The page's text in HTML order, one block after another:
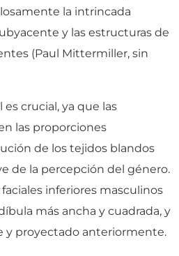
la intrincada
y las estructuras de
(Paul Mittermiller, sin
crucial, ya que las
las proporciones
de los tejidos blandos
de la percepción del género.
inferiores masculinos
más ancha y cuadrada, y
y proyectado anteriormente.